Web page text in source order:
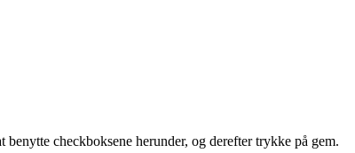
checkboksene herunder, og derefter trykke på gem.